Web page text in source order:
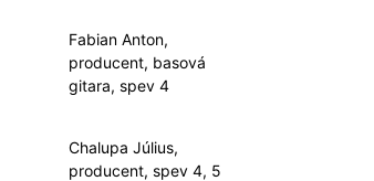
Fabian Anton,
producent, basová
gitara, spev 4
Chalupa Július,
producent, spev 4, 5